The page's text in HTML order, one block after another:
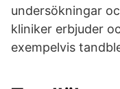
undersökningar
kliniker erbjuder
exempelvis